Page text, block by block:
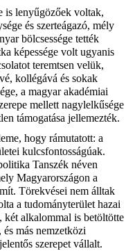
is lenyűgözőek voltak,
és szerteágazó, mély
bölcsessége tették
képessége volt ugyanis
teremtsen velük,
kollégává és sokak
a magyar akadémiai
mellett nagylelkűsége
támogatása jellemezték.
hogy rámutatott: a
kulcsfontosságúak.
Tanszék néven
Magyarországon a
Törekvései nem álltak
a tudományterület hazai
két alkalommal is betöltötte
más nemzetközi
szerepet vállalt.